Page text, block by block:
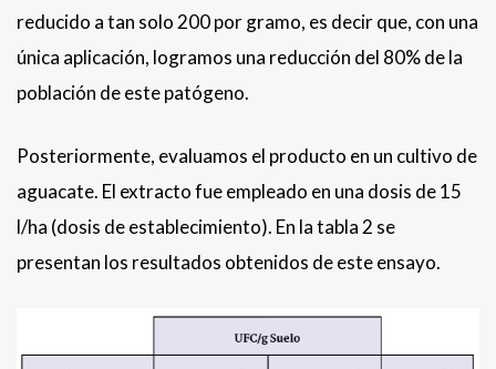
reducido a tan solo 200 por gramo, es decir que, con una
única aplicación, logramos una reducción del 80% de la
población de este patógeno.
Posteriormente, evaluamos el producto en un cultivo de
aguacate. El extracto fue empleado en una dosis de 15
l/ha (dosis de establecimiento). En la tabla 2 se
presentan los resultados obtenidos de este ensayo.